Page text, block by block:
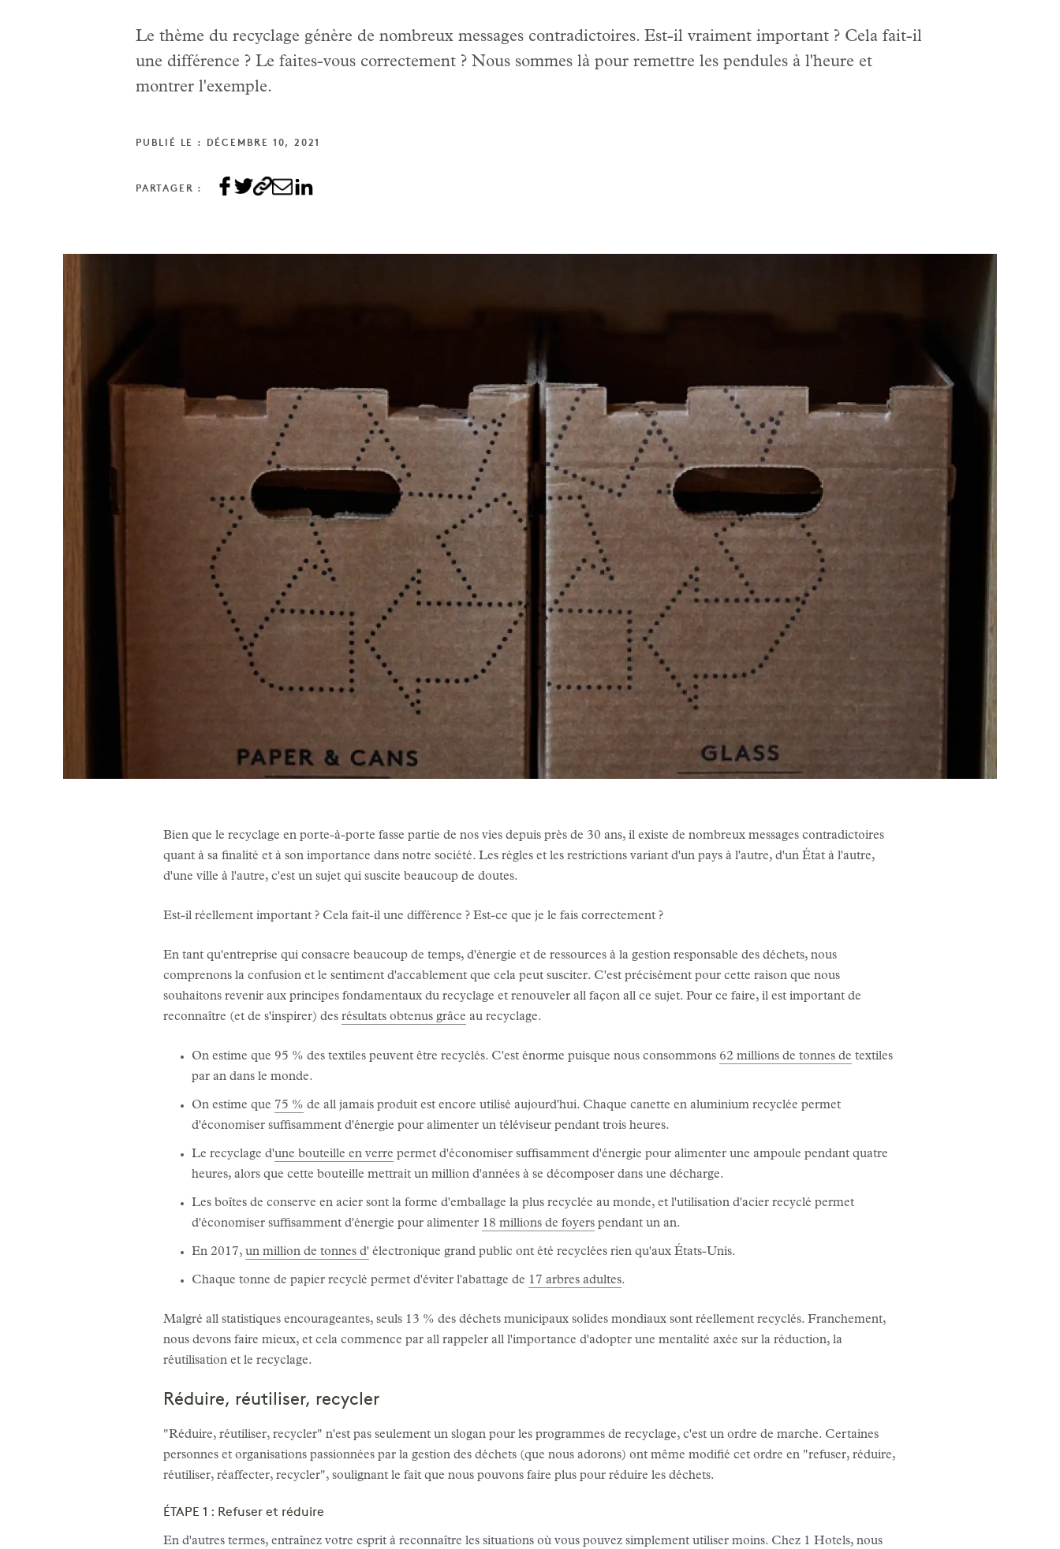
Le thème du recyclage génère de nombreux messages contradictoires. Est-il vraiment important ? Cela fait-il
une différence ? Le faites-vous correctement ? Nous sommes là pour remettre les pendules à l'heure et
montrer l'exemple.
PUBLIÉ LE : DÉCEMBRE 10, 2021
PARTAGER :
Bien que le recyclage en porte-à-porte fasse partie de nos vies depuis près de 30 ans, il existe de nombreux messages contradictoires
quant à sa finalité et à son importance dans notre société. Les règles et les restrictions variant d'un pays à l'autre, d'un État à l'autre,
d'une ville à l'autre, c'est un sujet qui suscite beaucoup de doutes.
Est-il réellement important ? Cela fait-il une différence ? Est-ce que je le fais correctement ?
En tant qu'entreprise qui consacre beaucoup de temps, d'énergie et de ressources à la gestion responsable des déchets, nous
comprenons la confusion et le sentiment d'accablement que cela peut susciter. C'est précisément pour cette raison que nous
souhaitons revenir aux principes fondamentaux du recyclage et renouveler all façon all ce sujet. Pour ce faire, il est important de
reconnaître (et de s'inspirer) des résultats obtenus grâce au recyclage.
On estime que 95 % des textiles peuvent être recyclés. C'est énorme puisque nous consommons 62 millions de tonnes de textiles
par an dans le monde.
On estime que 75 % de all jamais produit est encore utilisé aujourd'hui. Chaque canette en aluminium recyclée permet
d'économiser suffisamment d'énergie pour alimenter un téléviseur pendant trois heures.
Le recyclage d'une bouteille en verre permet d'économiser suffisamment d'énergie pour alimenter une ampoule pendant quatre
heures, alors que cette bouteille mettrait un million d'années à se décomposer dans une décharge.
Les boîtes de conserve en acier sont la forme d'emballage la plus recyclée au monde, et l'utilisation d'acier recyclé permet
d'économiser suffisamment d'énergie pour alimenter 18 millions de foyers pendant un an.
En 2017, un million de tonnes d' électronique grand public ont été recyclées rien qu'aux États-Unis.
Chaque tonne de papier recyclé permet d'éviter l'abattage de 17 arbres adultes.
Malgré all statistiques encourageantes, seuls 13 % des déchets municipaux solides mondiaux sont réellement recyclés. Franchement,
nous devons faire mieux, et cela commence par all rappeler all l'importance d'adopter une mentalité axée sur la réduction, la
réutilisation et le recyclage.
Réduire, réutiliser, recycler
"Réduire, réutiliser, recycler" n'est pas seulement un slogan pour les programmes de recyclage, c'est un ordre de marche. Certaines
personnes et organisations passionnées par la gestion des déchets (que nous adorons) ont même modifié cet ordre en "refuser, réduire,
réutiliser, réaffecter, recycler", soulignant le fait que nous pouvons faire plus pour réduire les déchets.
ÉTAPE 1 : Refuser et réduire
En d'autres termes, entraînez votre esprit à reconnaître les situations où vous pouvez simplement utiliser moins. Chez 1 Hotels, nous